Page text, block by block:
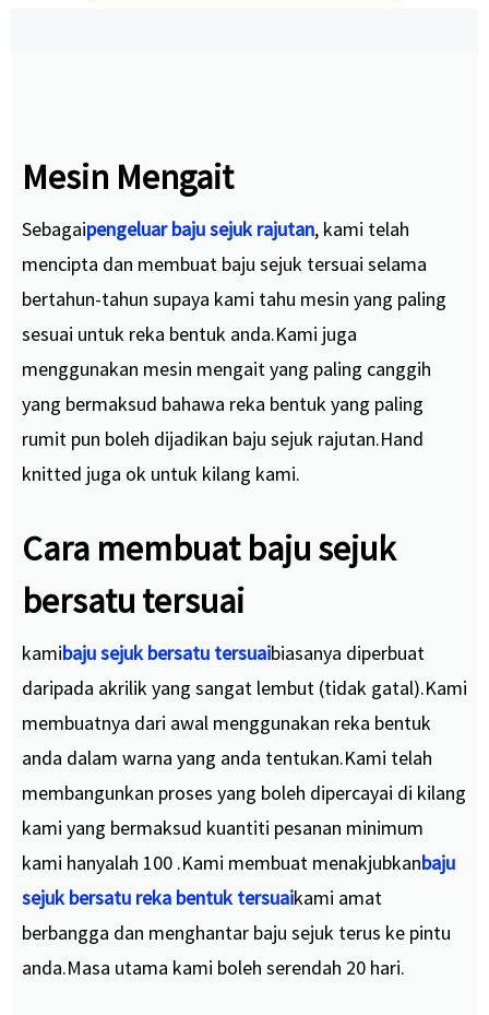
Mesin Mengait
Sebagaipengeluar baju sejuk rajutan, kami telah
mencipta dan membuat baju sejuk tersuai selama
bertahun-tahun supaya kami tahu mesin yang paling
sesuai untuk reka bentuk anda.Kami juga
menggunakan mesin mengait yang paling canggih
yang bermaksud bahawa reka bentuk yang paling
rumit pun boleh dijadikan baju sejuk rajutan.Hand
knitted juga ok untuk kilang kami.
Cara membuat baju sejuk
bersatu tersuai
kamibaju sejuk bersatu tersuaibiasanya diperbuat
daripada akrilik yang sangat lembut (tidak gatal).Kami
membuatnya dari awal menggunakan reka bentuk
anda dalam warna yang anda tentukan.Kami telah
membangunkan proses yang boleh dipercayai di kilang
kami yang bermaksud kuantiti pesanan minimum
kami hanyalah 100 .Kami membuat menakjubkanbaju
sejuk bersatu reka bentuk tersuaikami amat
berbangga dan menghantar baju sejuk terus ke pintu
anda.Masa utama kami boleh serendah 20 hari.